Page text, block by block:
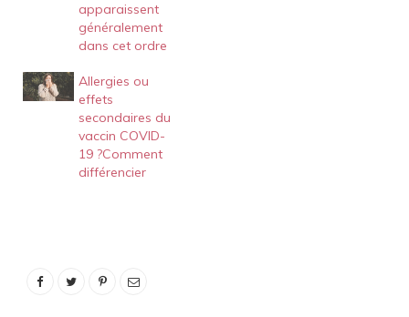
apparaissent
généralement
dans cet ordre
Allergies ou
effets
secondaires du
vaccin COVID-
19 ?Comment
différencier